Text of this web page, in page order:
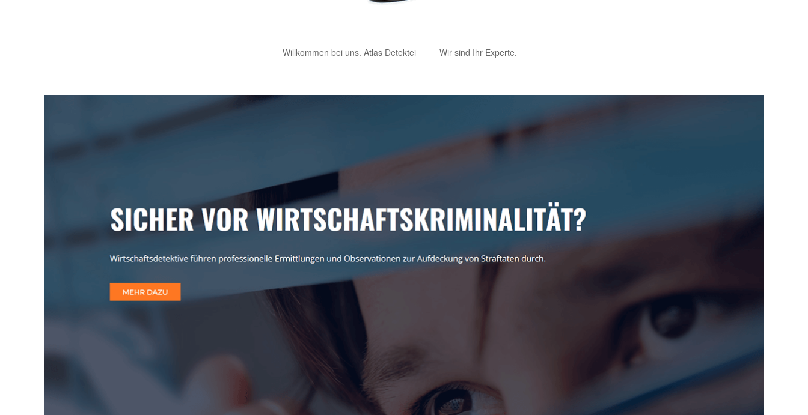
Willkommen bei uns. Atlas Detektei Wir sind Ihr Experte.